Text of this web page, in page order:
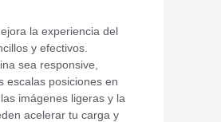
la experiencia del
y efectivos.
sea responsive,
escalas posiciones en
imágenes ligeras y la
acelerar tu carga y